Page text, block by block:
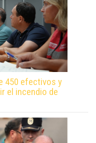
450 efectivos y
el incendio de